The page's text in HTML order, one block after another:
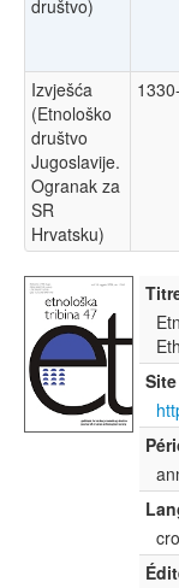
društvo)
Izvješća
(Etnološko
društvo
Jugoslavije.
Ogranak za
SR
Hrvatsku)